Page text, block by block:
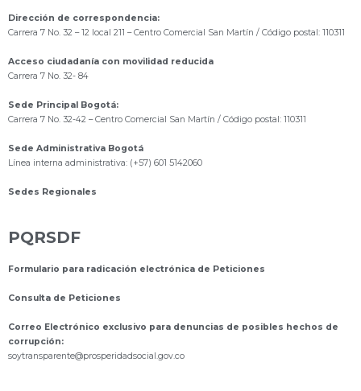
Dirección de correspondencia:
Carrera 7 No. 32 – 12 local 211 – Centro Comercial San Martín / Código postal: 110311
Acceso ciudadanía con movilidad reducida
Carrera 7 No. 32- 84
Sede Principal Bogotá:
Carrera 7 No. 32-42 – Centro Comercial San Martín / Código postal: 110311
Sede Administrativa Bogotá
Línea interna administrativa: (+57) 601 5142060
Sedes Regionales
PQRSDF
Formulario para radicación electrónica de Peticiones
Consulta de Peticiones
Correo Electrónico exclusivo para denuncias de posibles hechos de
corrupción:
soytransparente@prosperidadsocial.gov.co